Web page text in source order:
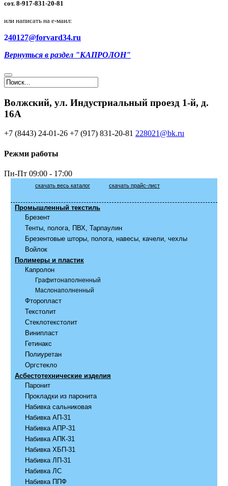
сот. 8-917-831-20-81
или написать на е-маил:
240127@forvard34.ru
Вернуться в раздел "КАПРОЛОН"
Волжский, ул. Индустриальный проезд 1-й, д.
16А
+7 (8443) 24-01-26 +7 (917) 831-20-81 228021@bk.ru
Режми работы
Пн-Пт 09:00 - 17:00
скачать весь каталог скачать прайс-лист
Промышленный текстиль
Брезент
Тенты, полога, ПВХ, Тарпаулин
Брезентовые шторы, полога, навесы, качели, чехлы
Войлок
Полимеры и пластик
Капролон
Графитонаполненный
Маслонаполненный
Фторопласт
Текстолит
Стеклотекстолит
Винипласт
Гетинакс
Полиуретан
Оргстекло
Асбестотехнические изделия
Паронит
Прокладки из паронита
Набивка сальниковая
Набивка АП-31
Набивка АПР-31
Набивка АПК-31
Набивка ХБП-31
Набивка ЛП-31
Набивка ЛС
Набивка ППФ